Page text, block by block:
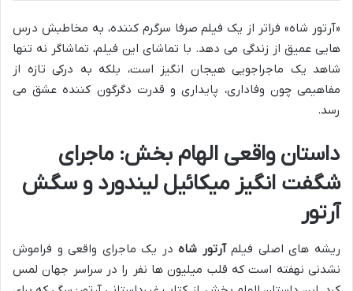
«آرتور شاه» فراتر از یک فیلم صرفا سرگرم کننده، به مخاطبش درس
هایی عمیق از زندگی می دهد. با تماشای این فیلم، تماشاگر نه تنها
شاهد یک ماجراجویی هیجان انگیز است، بلکه به درکی تازه از
مفاهیمی چون وفاداری، پایداری و قدرت دگرگون کننده عشق می
رسد.
داستان واقعی الهام بخش: ماجرای
شگفت انگیز میکائیل لیندورد و سگش
آرتور
ریشه های اصلی فیلمآرتور شاهدر یک ماجرای واقعی و فراموش
نشدنی نهفته است که قلب میلیون ها نفر را در سراسر جهان لمس